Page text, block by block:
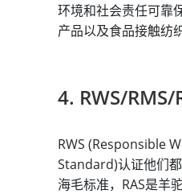
环境和社会责任可靠
产品以及食品接触纺
4. RWS/RMS/
RWS (Responsible
Standard)认证他们
海毛标准，RAS是羊